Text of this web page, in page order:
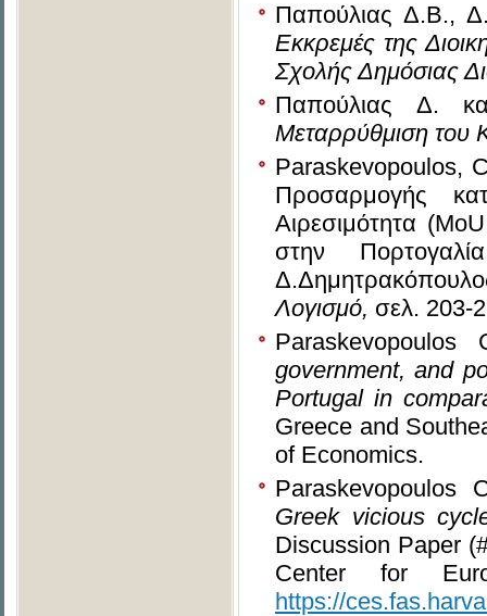
Παπούλιας Δ.Β.,
Εκκρεμές της
Σχολής Δημόσιας
Παπούλιας Δ.
Μεταρρύθμιση του
Paraskevopoulos,
Προσαρμογής
Αιρεσιμότητα
στην
Λογισμό, σελ. 203-
Paraskevopoulos
government, and
Portugal in
Greece and
of Economics.
Paraskevopoulos
Greek vicious
Discussion Paper
Center for
https://